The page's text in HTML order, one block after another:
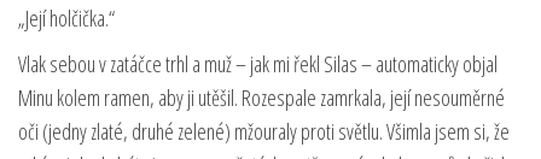
„Její holčička.“
Vlak sebou v zatáčce trhl a muž – jak mi řekl Silas – automaticky objal
Minu kolem ramen, aby ji utěšil. Rozespale zamrkala, její nesouměrné
oči (jedny zlaté, druhé zelené) mžouraly proti světlu. Všimla jsem si, že